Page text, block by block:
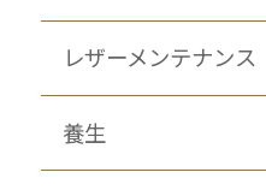
レザーメンテナンス
養生